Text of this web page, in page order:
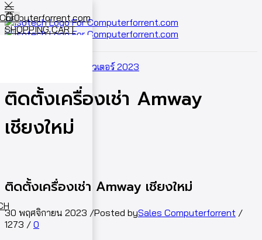
0
SHOPPING CART
ผลงานเช่าคอมพิวเตอร์ 2023
ติดตั้งเครื่องเช่า Amway
เชียงใหม่
ติดตั้งเครื่องเช่า Amway เชียงใหม่
30 พฤศจิกายน 2023 /Posted bySales Computerforrent /
1273 / 0